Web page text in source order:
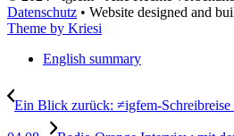
Datenschutz • Website designed and
Theme by Kriesi
English summary
Ein Blick zurück: ≠igfem-Schreibreise